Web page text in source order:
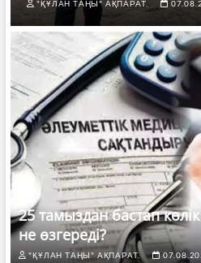
"ҚҰЛАН ТАҢЫ" АҚПАРАТ.
25 тамыздан бастап
не өзгереді?
"ҚҰЛАН ТАҢЫ" АҚПАРАТ.